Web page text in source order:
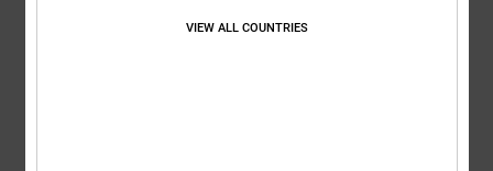
Ich empfehle dieses ProduktVIEW ALL COUNTRIES